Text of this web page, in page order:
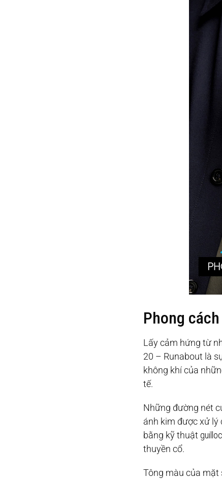
Phong
Lấy cảm hứng từ
20 – Runabout là
không khí của
tế.
Những đường nét
ánh kim được xử lý
bằng kỹ thuật
thuyền cổ.
Tông màu của mặt